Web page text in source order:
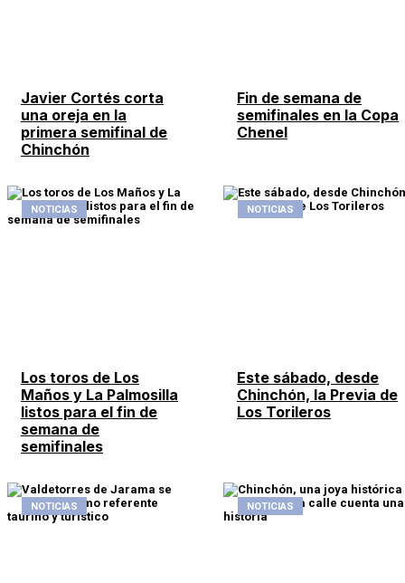
Javier Cortés corta
una oreja en la
primera semifinal de
Chinchón
Fin de semana de
semifinales en la Copa
Chenel
NOTICIAS
Los toros de Los
Maños y La Palmosilla
listos para el fin de
semana de
semifinales
NOTICIAS
Este sábado, desde
Chinchón, la Previa de
Los Torileros
NOTICIAS NOTICIAS